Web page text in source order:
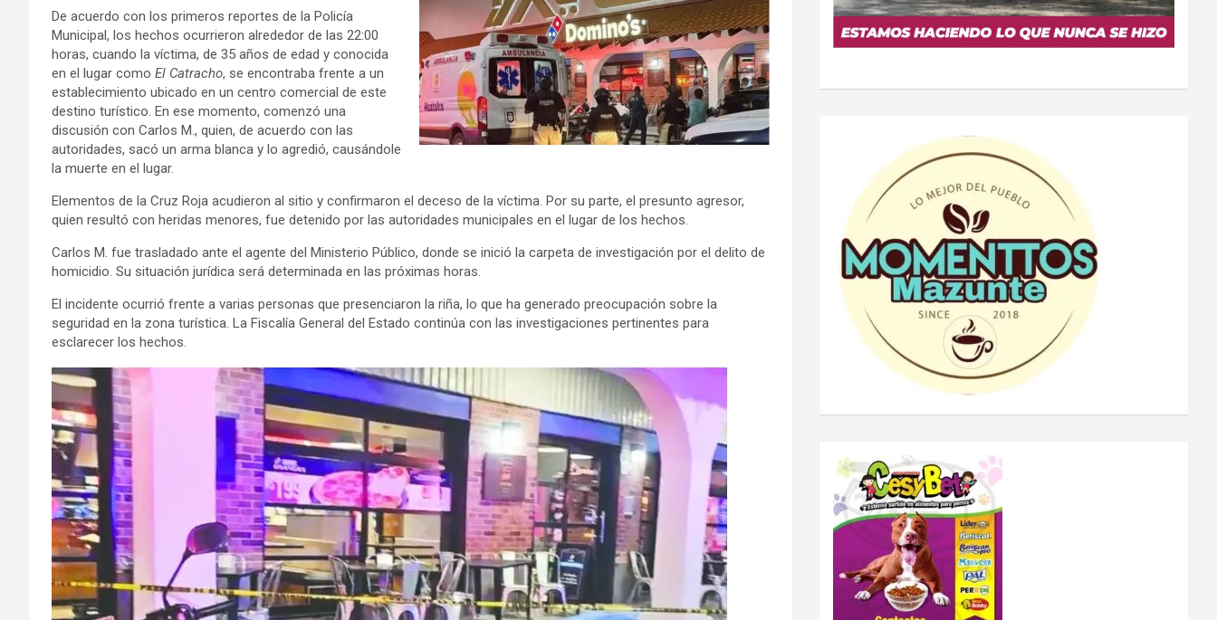
De acuerdo con los primeros reportes de la Policía
Municipal, los hechos ocurrieron alrededor de las 22:00
horas, cuando la víctima, de 35 años de edad y conocida
en el lugar como El Catracho, se encontraba frente a un
establecimiento ubicado en un centro comercial de este
destino turístico. En ese momento, comenzó una
discusión con Carlos M., quien, de acuerdo con las
autoridades, sacó un arma blanca y lo agredió, causándole
la muerte en el lugar.
Elementos de la Cruz Roja acudieron al sitio y confirmaron el deceso de la víctima. Por su parte, el presunto agresor,
quien resultó con heridas menores, fue detenido por las autoridades municipales en el lugar de los hechos.
Carlos M. fue trasladado ante el agente del Ministerio Público, donde se inició la carpeta de investigación por el delito de
homicidio. Su situación jurídica será determinada en las próximas horas.
El incidente ocurrió frente a varias personas que presenciaron la riña, lo que ha generado preocupación sobre la
seguridad en la zona turística. La Fiscalía General del Estado continúa con las investigaciones pertinentes para
esclarecer los hechos.